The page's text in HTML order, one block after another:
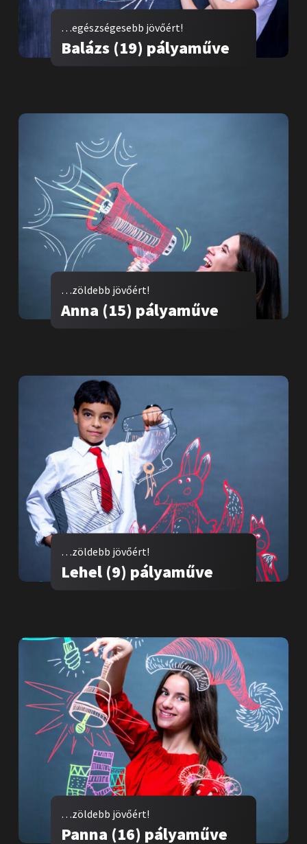
…egészségesebb jövőért!
Balázs (19) pályaműve
…zöldebb jövőért!
Anna (15) pályaműve
…zöldebb jövőért!
Lehel (9) pályaműve
…zöldebb jövőért!
Panna (16) pályaműve